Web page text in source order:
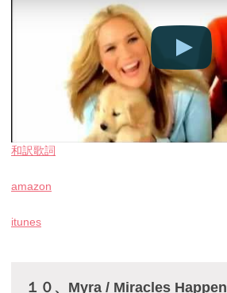
和訳歌詞
amazon
itunes
１０、Myra / Miracles Happen